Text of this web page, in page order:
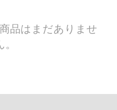
品はまだありませ
。